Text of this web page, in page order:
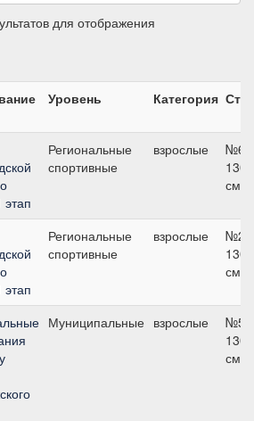
для отображения
Уровень Категория
этап
Региональные
спортивные
взрослые
№6,
130
см
этап
Региональные
спортивные
взрослые
№2,
130
см
Муниципальные взрослые
№5,
130
см